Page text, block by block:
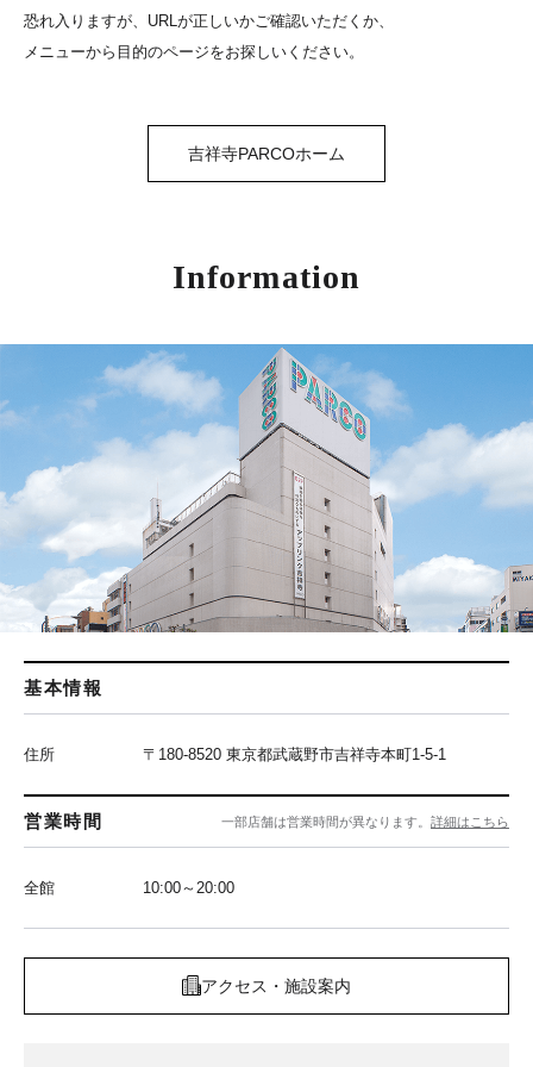
恐れ入りますが、URLが正しいかご確認いただくか、
メニューから目的のページをお探しいください。
吉祥寺PARCOホーム
Information
基本情報
住所 〒180-8520 東京都武蔵野市吉祥寺本町1-5-1
営業時間 一部店舗は営業時間が異なります。 詳細はこちら
全館 10:00～20:00
アクセス・施設案内